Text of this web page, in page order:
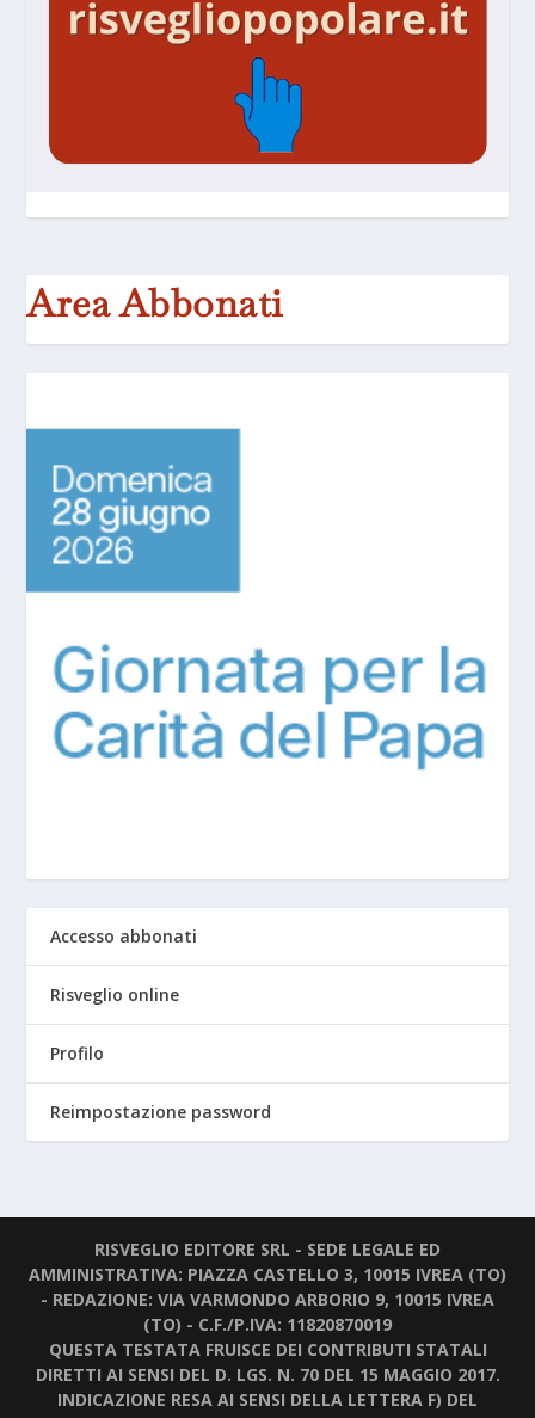
Area Abbonati
Accesso abbonati
Risveglio online
Profilo
Reimpostazione password
RISVEGLIO EDITORE SRL - SEDE LEGALE ED
AMMINISTRATIVA: PIAZZA CASTELLO 3, 10015 IVREA (TO)
- REDAZIONE: VIA VARMONDO ARBORIO 9, 10015 IVREA
(TO) - C.F./P.IVA: 11820870019
QUESTA TESTATA FRUISCE DEI CONTRIBUTI STATALI
DIRETTI AI SENSI DEL D. LGS. N. 70 DEL 15 MAGGIO 2017.
INDICAZIONE RESA AI SENSI DELLA LETTERA F) DEL